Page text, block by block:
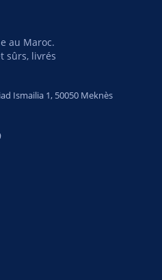
au Maroc.
sûrs, livrés
Ismailia 1, 50050 Meknès